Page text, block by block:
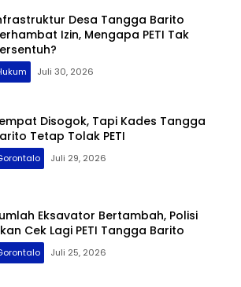
Desa Tangga Barito
Izin, Mengapa PETI Tak
Juli 30, 2026
Disogok, Tapi Kades Tangga
Tetap Tolak PETI
Juli 29, 2026
Eksavator Bertambah, Polisi
Cek Lagi PETI Tangga Barito
Juli 25, 2026